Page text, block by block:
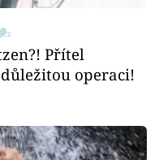
Přítel
operaci!